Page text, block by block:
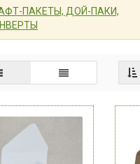
ПАКЕТЫ, ДОЙ-ПАКИ,